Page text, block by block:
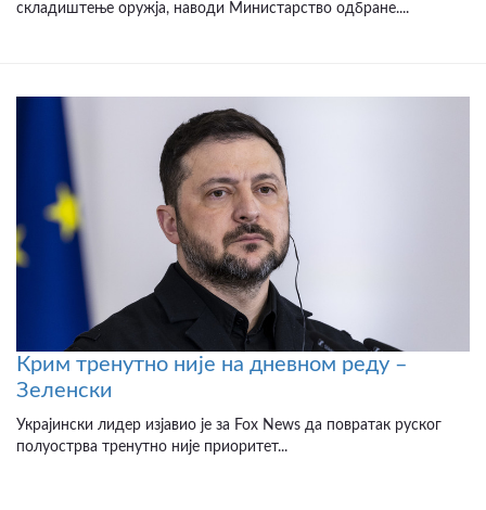
складиштење оружја, наводи Министарство одбране....
Крим тренутно није на дневном реду –
Зеленски
Украјински лидер изјавио је за Fox News да повратак руског
полуострва тренутно није приоритет...